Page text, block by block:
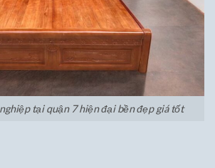
tại quận 7 hiện đại bền đẹp giá tốt